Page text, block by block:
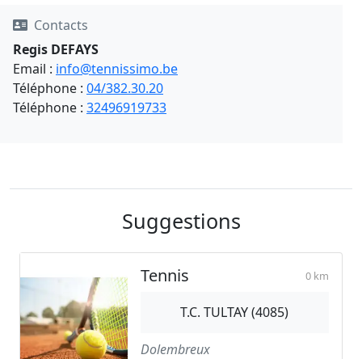
Contacts
Regis DEFAYS
Email : info@tennissimo.be
Téléphone : 04/382.30.20
Téléphone : 32496919733
Suggestions
Tennis 0 km
T.C. TULTAY (4085)
Dolembreux